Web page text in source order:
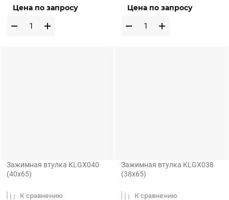
Цена по запросу Цена по запросу
Зажимная втулка KLGX040
(40x65)
К сравнению
Зажимная втулка KLGX038
(38x65)
К сравнению